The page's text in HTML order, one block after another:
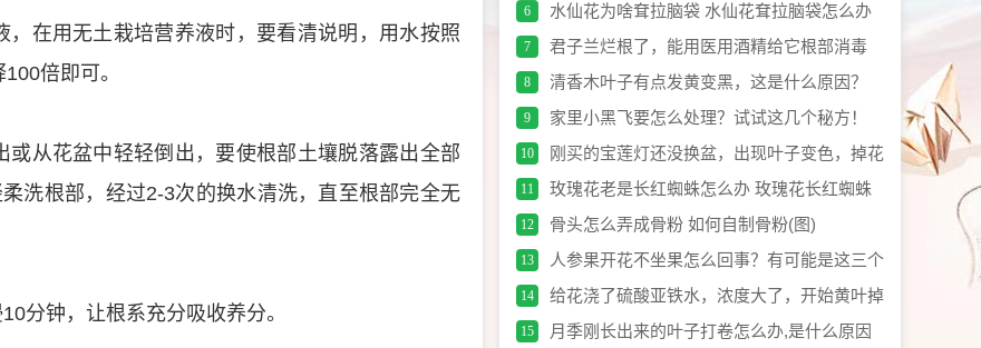
，在用无土栽培营养液时，要看清说明，用水按照
倍即可。
从花盆中轻轻倒出，要使根部土壤脱落露出全部
洗根部，经过2-3次的换水清洗，直至根部完全无
分钟，让根系充分吸收养分。
6 水仙花为啥耷拉脑袋 水仙花耷拉脑袋怎么办
7
君子兰烂根了，能用医用酒精给它根部消毒
吗？
8 清香木叶子有点发黄变黑，这是什么原因？
9 家里小黑飞要怎么处理？试试这几个秘方！
10
刚买的宝莲灯还没换盆，出现叶子变色，掉花
苞怎么办？
11
玫瑰花老是长红蜘蛛怎么办 玫瑰花长红蜘蛛
要喷什么药好
12 骨头怎么弄成骨粉 如何自制骨粉(图)
13
人参果开花不坐果怎么回事？有可能是这三个
养护原因引起的！
14
给花浇了硫酸亚铁水，浓度大了，开始黄叶掉
叶，怎么救？
15 月季刚长出来的叶子打卷怎么办,是什么原因